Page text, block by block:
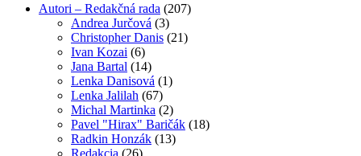
Autori – Redakčná rada (207)
Andrea Jurčová (3)
Christopher Danis (21)
Ivan Kozai (6)
Jana Bartal (14)
Lenka Danisová (1)
Lenka Jalilah (67)
Michal Martinka (2)
Pavel "Hirax" Baričák (18)
Radkin Honzák (13)
Redakcia (26)